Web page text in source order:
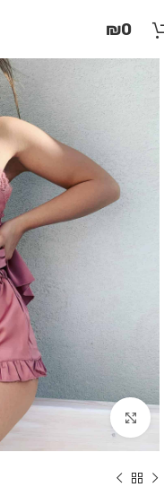
זֶה
לִנְגִישׁוּת
הָאֲתָר.
₪0
Click to enlarge